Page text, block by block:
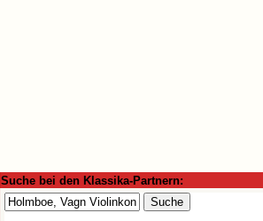
Suche bei den Klassika-Partnern: